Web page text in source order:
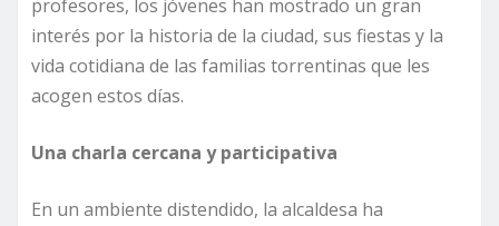
profesores, los jóvenes han mostrado un gran
interés por la historia de la ciudad, sus fiestas y la
vida cotidiana de las familias torrentinas que les
acogen estos días.
Una charla cercana y participativa
En un ambiente distendido, la alcaldesa ha